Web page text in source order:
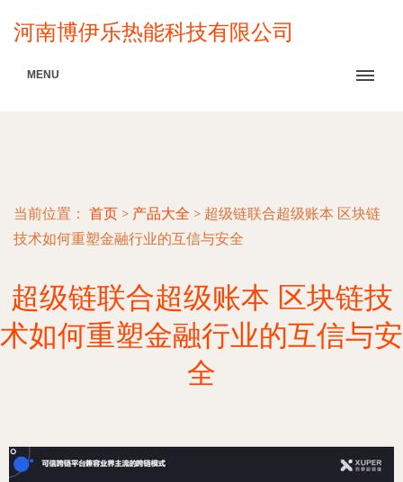
河南博伊乐热能科技有限公司
MENU
当前位置： 首页 > 产品大全 > 超级链联合超级账本 区块链
技术如何重塑金融行业的互信与安全
超级链联合超级账本 区块链技
术如何重塑金融行业的互信与安
全